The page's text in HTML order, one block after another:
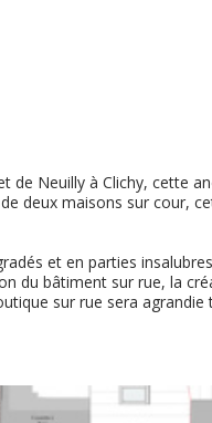
de Neuilly à Clichy, cette
deux maisons sur cour,
et en parties
du bâtiment sur rue, la
sur rue sera